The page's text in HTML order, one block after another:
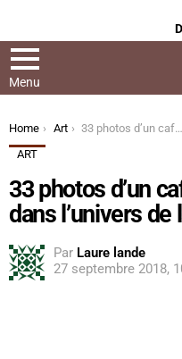
Menu
You are here:
Home Art
33 photos d’un café qui vous plonge dans l’univers de la BD
ART
33 photos d’un
dans l’univers de
Par Laure lande
27 septembre 2018,